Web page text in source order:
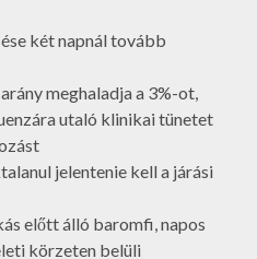
két napnál tovább
meghaladja a 3%-ot,
utaló klinikai tünetet
jelentenie kell a járási
előtt álló baromfi, napos
körzeten belüli